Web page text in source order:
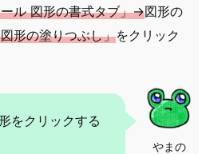
ル 図形の書式タブ」→図形の
形の塗りつぶし」をクリック
やまの
をクリックする